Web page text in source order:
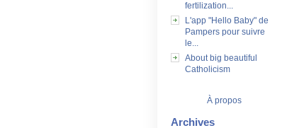
fertilization...
L'app "Hello Baby" de
Pampers pour suivre
le...
About big beautiful
Catholicism
À propos
Archives